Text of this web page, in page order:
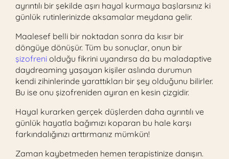
ayrıntılı bir şekilde aşırı hayal kurmaya başlarsınız ki
günlük rutinlerinizde aksamalar meydana gelir.
Maalesef belli bir noktadan sonra da kısır bir
döngüye dönüşür. Tüm bu sonuçlar, onun bir
şizofreni olduğu fikrini uyandırsa da bu maladaptive
daydreaming yaşayan kişiler aslında durumun
kendi zihinlerinde yarattıkları bir şey olduğunu bilirler.
Bu ise onu şizofreniden ayıran en kesin çizgidir.
Hayal kurarken gerçek düşlerden daha ayrıntılı ve
günlük hayatla bağımızı koparan bu hale karşı
farkındalığınızı arttırmanız mümkün!
Zaman kaybetmeden hemen terapistinize danışın.